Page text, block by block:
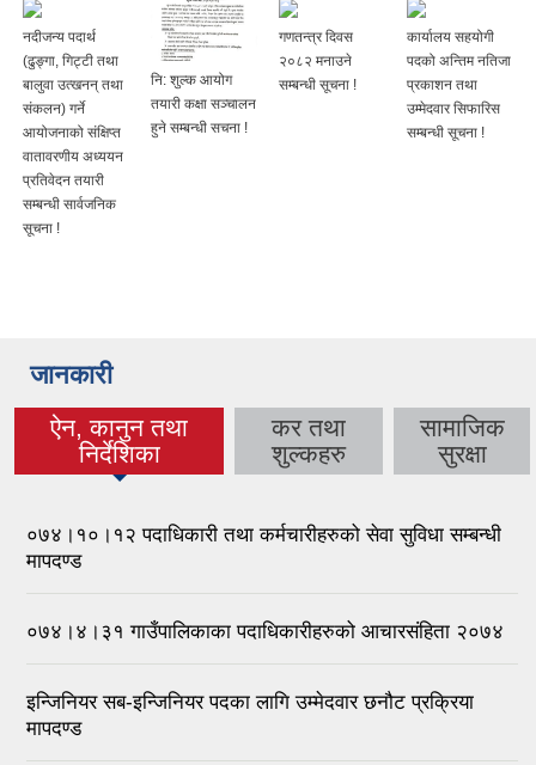
नदीजन्य पदार्थ
(ढुङ्गा, गिट्टी तथा
बालुवा उत्खनन् तथा
संकलन) गर्ने
आयोजनाको संक्षिप्त
वातावरणीय अध्ययन
प्रतिवेदन तयारी
सम्बन्धी सार्वजनिक
सूचना !
नि: शुल्क आयोग
तयारी कक्षा सञ्चालन
हुने सम्बन्धी सचना !
गणतन्त्र दिवस
२०८२ मनाउने
सम्बन्धी सूचना !
कार्यालय सहयोगी
पदको अन्तिम नतिजा
प्रकाशन तथा
उम्मेदवार सिफारिस
सम्बन्धी सूचना !
जानकारी
ऐन, कानुन तथा
निर्देशिका
(active tab)
कर तथा
शुल्कहरु
सामाजिक
सुरक्षा
०७४।१०।१२ पदाधिकारी तथा कर्मचारीहरुको सेवा सुविधा सम्बन्धी
मापदण्ड
०७४।४।३१ गाउँपालिकाका पदाधिकारीहरुको आचारसंहिता २०७४
इन्जिनियर सब-इन्जिनियर पदका लागि उम्मेदवार छनौट प्रक्रिया
मापदण्ड